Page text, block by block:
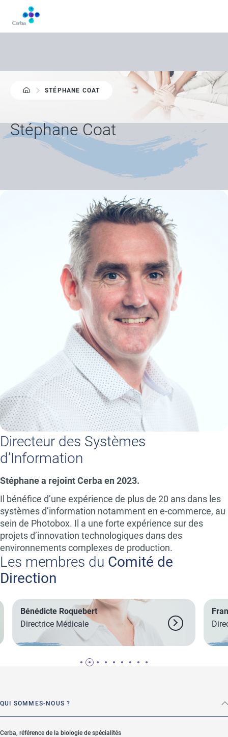
contenu
principal
STÉPHANE COAT
Stéphane Coat
Directeur des Systèmes
d’Information
Stéphane a rejoint Cerba en 2023.
Il bénéfice d’une expérience de plus de 20 ans dans les
systèmes d’information notamment en e-commerce, au
sein de Photobox. Il a une forte expérience sur des
projets d’innovation technologiques dans des
environnements complexes de production.
Les membres du Comité de
Direction
Bénédicte Roquebert
Directrice Médicale
QUI SOMMES-NOUS ?
Cerba, référence de la biologie de spécialités